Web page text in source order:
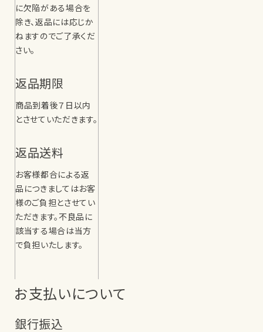
に欠陥がある場合を
除き、返品には応じか
ねますのでご了承くだ
さい。
返品期限
商品到着後７日以内
とさせていただきます。
返品送料
お客様都合による返
品につきましてはお客
様のご負担とさせてい
ただきます。不良品に
該当する場合は当方
で負担いたします。
お支払いについて
銀行振込